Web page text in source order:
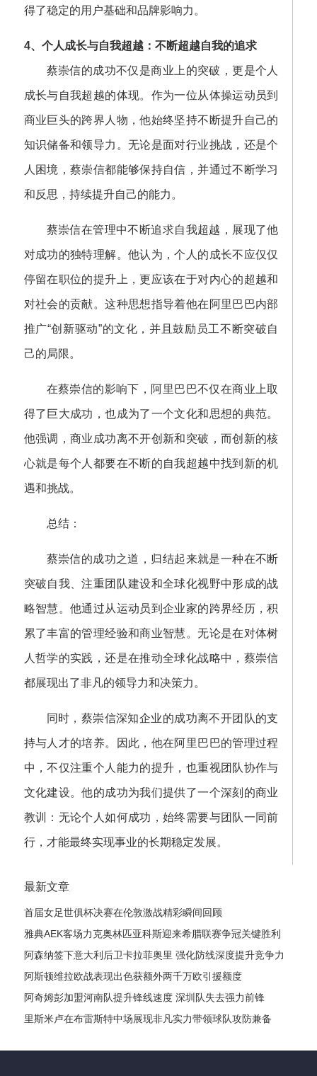
得了稳定的用户基础和品牌影响力。
4、个人成长与自我超越：不断超越自我的追求
蔡崇信的成功不仅是商业上的突破，更是个人
成长与自我超越的体现。作为一位从体操运动员到
商业巨头的跨界人物，他始终坚持不断提升自己的
知识储备和领导力。无论是面对行业挑战，还是个
人困境，蔡崇信都能够保持自信，并通过不断学习
和反思，持续提升自己的能力。
蔡崇信在管理中不断追求自我超越，展现了他
对成功的独特理解。他认为，个人的成长不应仅仅
停留在职位的提升上，更应该在于对内心的超越和
对社会的贡献。这种思想指导着他在阿里巴巴内部
推广“创新驱动”的文化，并且鼓励员工不断突破自
己的局限。
在蔡崇信的影响下，阿里巴巴不仅在商业上取
得了巨大成功，也成为了一个文化和思想的典范。
他强调，商业成功离不开创新和突破，而创新的核
心就是每个人都要在不断的自我超越中找到新的机
遇和挑战。
总结：
蔡崇信的成功之道，归结起来就是一种在不断
突破自我、注重团队建设和全球化视野中形成的战
略智慧。他通过从运动员到企业家的跨界经历，积
累了丰富的管理经验和商业智慧。无论是在对体树
人哲学的实践，还是在推动全球化战略中，蔡崇信
都展现出了非凡的领导力和决策力。
同时，蔡崇信深知企业的成功离不开团队的支
持与人才的培养。因此，他在阿里巴巴的管理过程
中，不仅注重个人能力的提升，也重视团队协作与
文化建设。他的成功为我们提供了一个深刻的商业
教训：无论个人如何成功，始终需要与团队一同前
行，才能最终实现事业的长期稳定发展。
最新文章
首届女足世俱杯决赛在伦敦激战精彩瞬间回顾
雅典AEK客场力克奥林匹亚科斯迎来希腊联赛争冠关键胜利
阿森纳签下意大利后卫卡拉菲奥里 强化防线深度提升竞争力
阿斯顿维拉欧战表现出色获额外两千万欧引援额度
阿奇姆彭加盟河南队提升锋线速度 深圳队失去强力前锋
里斯米卢在布雷斯特中场展现非凡实力带领球队攻防兼备